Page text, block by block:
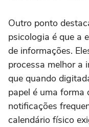
Outro ponto
psicologia é que a
de informações.
processa melhor a
que quando
papel é uma forma
notificações
calendário físico